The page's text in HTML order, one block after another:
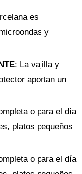
es
y
: La vajilla y
aportan un
o para el día
platos pequeños
o para el día